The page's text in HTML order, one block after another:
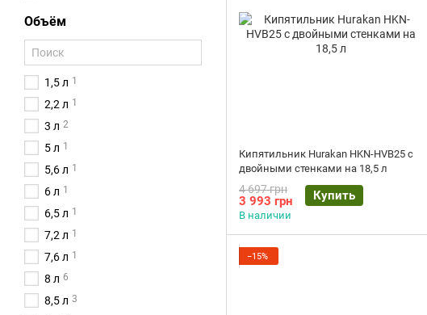
Кипятильник Hurakan HKN-HVB25 с
двойными стенками на 18,5 л
4 697 грн
3 993 грн Купить
В наличии
−15%
Объём
1,5 л 1
2,2 л 1
3 л 2
5 л 1
5,6 л 1
6 л 1
6,5 л 1
7,2 л 1
7,6 л 1
8 л 6
8,5 л 3